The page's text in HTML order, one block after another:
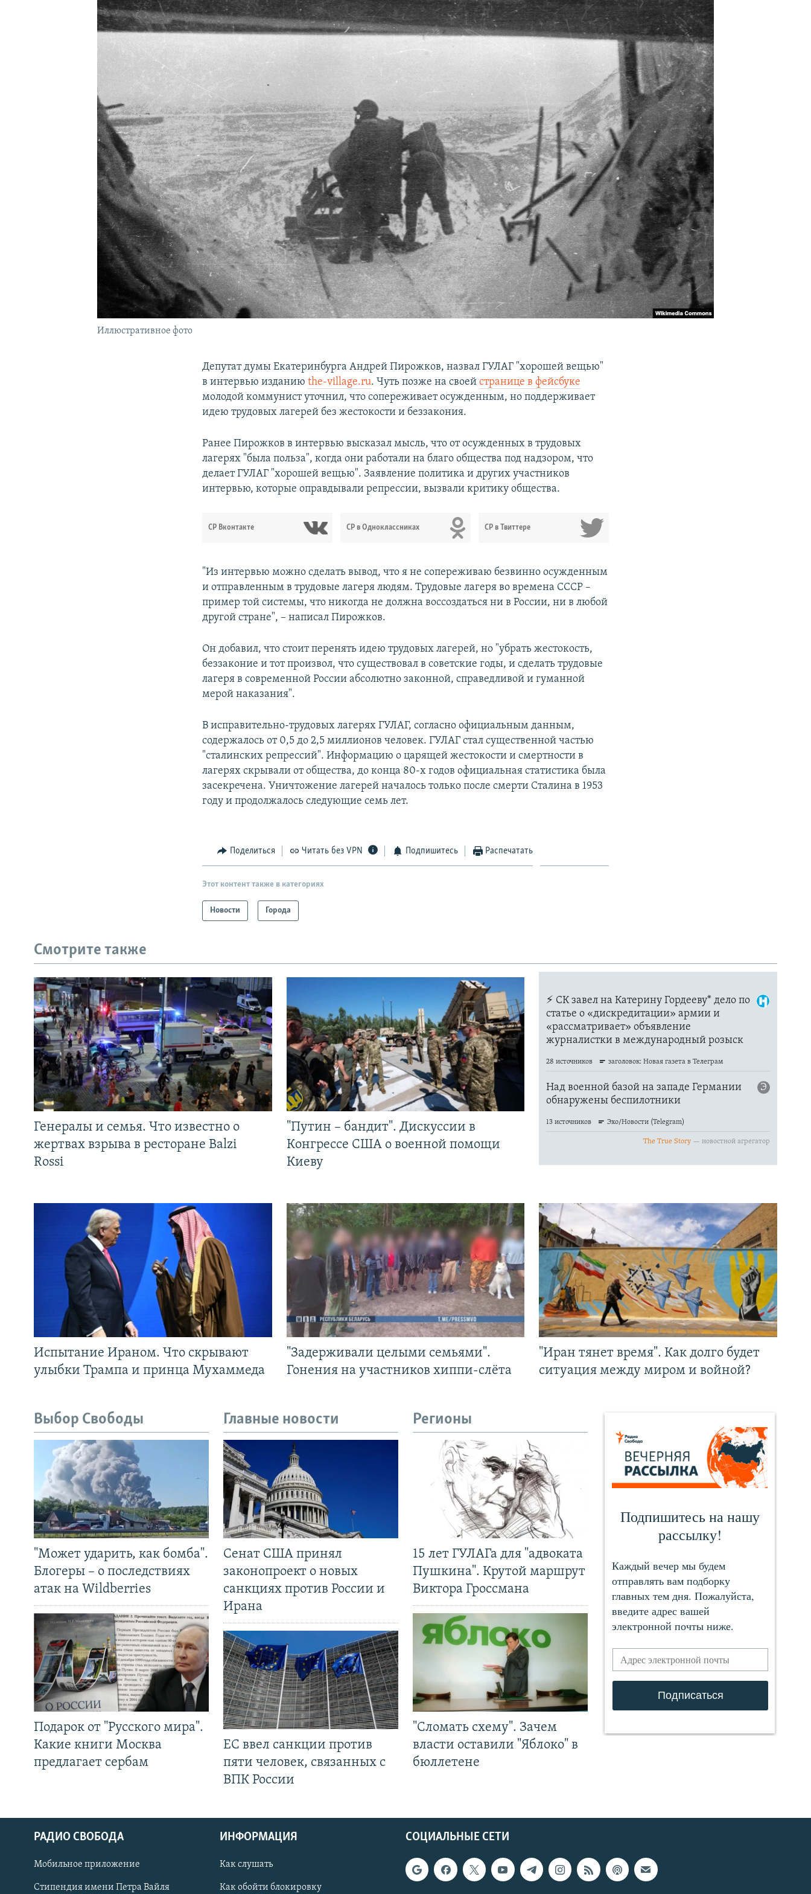
ПОДПИШИТЕСЬ НА РАССЫЛКУ
СОЦИАЛЬНЫЕ СЕТИ
Иллюстративное фото
Депутат думы Екатеринбурга Андрей Пирожков, назвал ГУЛАГ "хорошей вещью"
в интервью изданиюthe-village.ru. Чуть позже на своейстранице в фейсбуке
молодой коммунист уточнил, что сопереживает осужденным, но поддерживает
идею трудовых лагерей без жестокости и беззакония.
Ранее Пирожков в интервью высказал мысль, что от осужденных в трудовых
лагерях "была польза", когда они работали на благо общества под надзором, что
делает ГУЛАГ "хорошей вещью". Заявление политика и других участников
интервью, которые оправдывали репрессии, вызвали критику общества.
СР Вконтакте СР в Одноклассниках СР в Твиттере
"Из интервью можно сделать вывод, что я не сопереживаю безвинно осужденным
и отправленным в трудовые лагеря людям. Трудовые лагеря во времена СССР –
пример той системы, что никогда не должна воссоздаться ни в России, ни в любой
другой стране", – написал Пирожков.
Он добавил, что стоит перенять идею трудовых лагерей, но "убрать жестокость,
беззаконие и тот произвол, что существовал в советские годы, и сделать трудовые
лагеря в современной России абсолютно законной, справедливой и гуманной
мерой наказания".
В исправительно-трудовых лагерях ГУЛАГ, согласно официальным данным,
содержалось от 0,5 до 2,5 миллионов человек. ГУЛАГ стал существенной частью
"сталинских репрессий". Информацию о царящей жестокости и смертности в
лагерях скрывали от общества, до конца 80-х годов официальная статистика была
засекречена. Уничтожение лагерей началось только после смерти Сталина в 1953
году и продолжалось следующие семь лет.
Поделиться Читать без VPN Подпишитесь Распечатать
Этот контент также в категориях
Новости Города
Смотрите также
Генералы и семья. Что известно о
жертвах взрыва в ресторане Balzi
Rossi
"Путин – бандит". Дискуссии в
Конгрессе США о военной помощи
Киеву
Испытание Ираном. Что скрывают
улыбки Трампа и принца Мухаммеда
"Задерживали целыми семьями".
Гонения на участников хиппи-слёта
"Иран тянет время". Как долго будет
ситуация между миром и войной?
Выбор Свободы
"Может ударить, как бомба".
Блогеры – о последствиях
атак на Wildberries
Подарок от "Русского мира".
Какие книги Москва
предлагает сербам
Главные новости
Сенат США принял
законопроект о новых
санкциях против России и
Ирана
ЕС ввел санкции против
пяти человек, связанных с
ВПК России
Регионы
15 лет ГУЛАГа для "адвоката
Пушкина". Крутой маршрут
Виктора Гроссмана
"Сломать схему". Зачем
власти оставили "Яблоко" в
бюллетене
СОЦИАЛЬНЫЕ СЕТИ
РАДИО СВОБОДА
Мобильное приложение
Стипендия имени Петра Вайля
ИНФОРМАЦИЯ
Как слушать
Как обойти блокировку